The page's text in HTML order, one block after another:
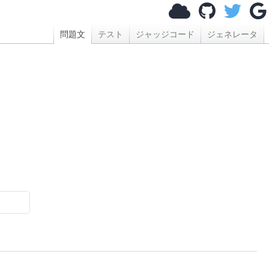
問題文 テスト ジャッジコード ジェネレータ